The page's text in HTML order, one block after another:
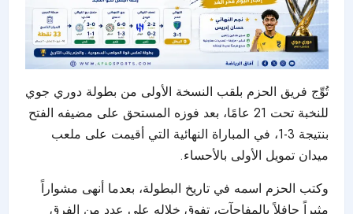
تُوِّج فريق الحزم بلقب النسخة الأولى من بطولةدوري جوي
للنخبة تحت 21 عامًا
، بعد فوزه المستحق على مضيفه الفتح
بنتيجة 3-1، في المباراة النهائية التي أقيمت على ملعب
ميدان تمويل الأولى بالأحساء.
وكتب الحزم اسمه في تاريخ البطولة، بعدما أنهى مشواراً
مثيراً حافلاً بالمفاجآت، تفوق خلاله على عدد من الفرق